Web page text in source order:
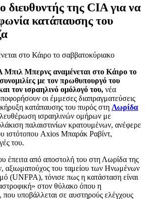
διευθυντής της CIA για να
κατάπαυσης του
στο Κάιρο το σαββατοκύριακο
Μπιλ Μπερνς αναμένεται στο Κάιρο το
με τον πρωθυπουργό του
τον ισραηλινό ομόλογό του, νέα
οι έμμεσες διαπραγματεύσεις
κατάπαυσης του πυρός στη Λωρίδα
ισραηλινών ομήρων με
παλαιστινίων κρατουμένων, ανέφερε
ιστότοπου Axios Μπαράκ Ραβίντ,
του.
έπειτα από αποστολή του στη Λωρίδα της
αξιωματούχος του ταμείου των Ηνωμένων
(UNFPA), τόνισε πως η κατάσταση είναι
στον θύλακο όπου η
που υποβάλλεται σε αυστηρούς ελέγχους